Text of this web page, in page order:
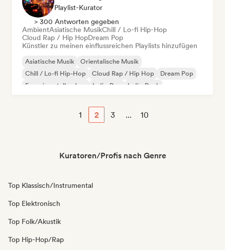
Playlist-Kurator
> 300 Antworten gegeben
AmbientAsiatische MusikChill / Lo-fi Hip-Hop
Cloud Rap / Hip HopDream Pop
Künstler zu meinen einflussreichen Playlists hinzufügen
Asiatische Musik
Orientalische Musik
Chill / Lo-fi Hip-Hop
Cloud Rap / Hip Hop
Dream Pop
Experimenteller Jazz
Indie-Pop Indie-Rock
1 2 3 ... 10
Kuratoren/Profis nach Genre
Top Klassisch/Instrumental
Top Elektronisch
Top Folk/Akustik
Top Hip-Hop/Rap